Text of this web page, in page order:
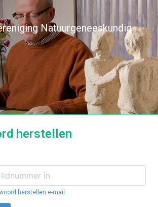
Natuurgeneeskundig
herstellen
herstellen e-mail